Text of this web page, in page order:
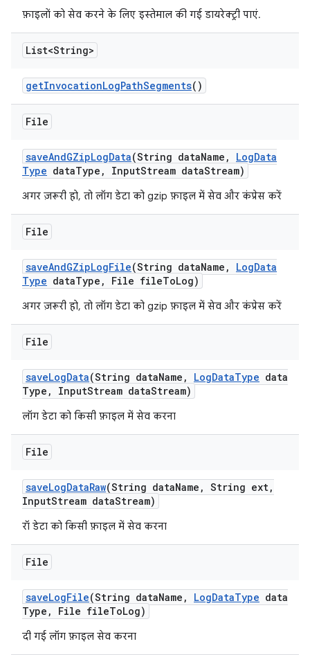
फ़ाइलों को सेव करने के लिए इस्तेमाल की गई डायरेक्ट्री पाएं.
List<String>
getInvocationLogPathSegments()
File
saveAndGZipLogData(String dataName , LogData
Type dataType , InputStream dataStream)
अगर ज़रूरी हो, तो लॉग डेटा को gzip फ़ाइल में सेव और कंप्रेस करें
File
saveAndGZipLogFile(String dataName , LogData
Type dataType , File fileToLog)
अगर ज़रूरी हो, तो लॉग डेटा को gzip फ़ाइल में सेव और कंप्रेस करें
File
saveLogData(String dataName , LogDataType data
Type , InputStream dataStream)
लॉग डेटा को किसी फ़ाइल में सेव करना
File
saveLogDataRaw(String dataName , String ext,
InputStream dataStream)
रॉ डेटा को किसी फ़ाइल में सेव करना
File
saveLogFile(String dataName , LogDataType data
Type , File fileToLog)
दी गई लॉग फ़ाइल सेव करना